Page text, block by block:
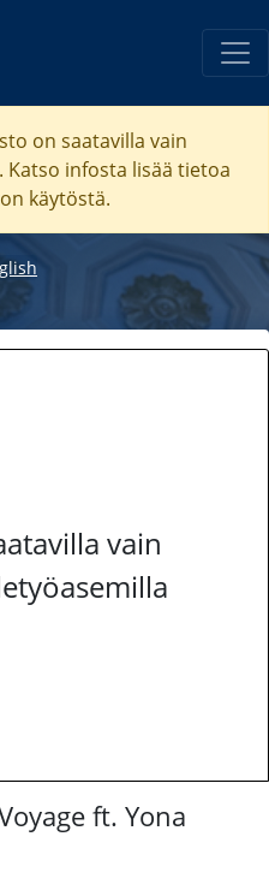
on saatavilla vain
Katso infosta lisää tietoa
käytöstä.
vain
ft. Yona